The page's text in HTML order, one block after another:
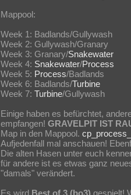
Mappool:
Week 1: Badlands/Gullywash
Week 2: Gullywash/Granary
Week 3: Granary/Snakewater
Week 4: Snakewater/Process
Week 5: Process/Badlands
Week 6: Badlands/Turbine
Week 7: Turbine/Gullywash
Einige haben es befürchtet,
empfangen! GRAVELPIT IST
Map in den Mappool.
Aufjedenfall mal anschauen!
Die alten Hasen unter euch
für andere ist es etwas ganz
"damals" verändert.
Es wird Best of 3 (bo3) gespielt!